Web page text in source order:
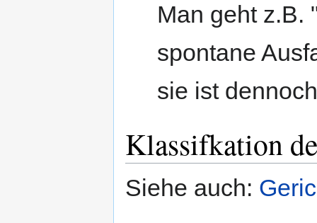
Man geht z.B.
spontane
sie ist
Klassifkation
Siehe auch: